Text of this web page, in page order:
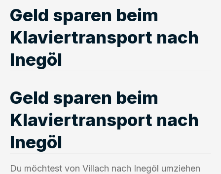
Geld sparen beim
Klaviertransport nach
Inegöl
Geld sparen beim
Klaviertransport nach
Inegöl
Du möchtest von Villach nach Inegöl umziehen